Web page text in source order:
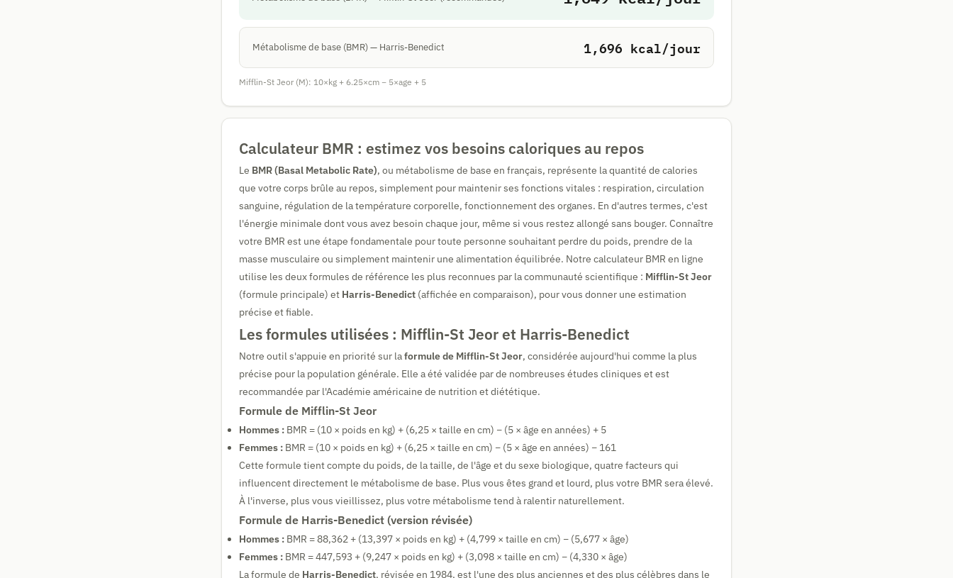
Métabolisme de base (BMR) — Harris-Benedict 1,696 kcal/jour
Mifflin-St Jeor (M): 10×kg + 6.25×cm − 5×age + 5
Calculateur BMR : estimez vos besoins caloriques au repos
Le BMR (Basal Metabolic Rate), ou métabolisme de base en français, représente la quantité de calories
que votre corps brûle au repos, simplement pour maintenir ses fonctions vitales : respiration, circulation
sanguine, régulation de la température corporelle, fonctionnement des organes. En d'autres termes, c'est
l'énergie minimale dont vous avez besoin chaque jour, même si vous restez allongé sans bouger. Connaître
votre BMR est une étape fondamentale pour toute personne souhaitant perdre du poids, prendre de la
masse musculaire ou simplement maintenir une alimentation équilibrée. Notre calculateur BMR en ligne
utilise les deux formules de référence les plus reconnues par la communauté scientifique : Mifflin-St Jeor
(formule principale) et Harris-Benedict (affichée en comparaison), pour vous donner une estimation
précise et fiable.
Les formules utilisées : Mifflin-St Jeor et Harris-Benedict
Notre outil s'appuie en priorité sur laformule de Mifflin-St Jeor, considérée aujourd'hui comme la plus
précise pour la population générale. Elle a été validée par de nombreuses études cliniques et est
recommandée par l'Académie américaine de nutrition et diététique.
Formule de Mifflin-St Jeor
Hommes : BMR = (10 × poids en kg) + (6,25 × taille en cm) − (5 × âge en années) + 5
Femmes : BMR = (10 × poids en kg) + (6,25 × taille en cm) − (5 × âge en années) − 161
Cette formule tient compte du poids, de la taille, de l'âge et du sexe biologique, quatre facteurs qui
influencent directement le métabolisme de base. Plus vous êtes grand et lourd, plus votre BMR sera élevé.
À l'inverse, plus vous vieillissez, plus votre métabolisme tend à ralentir naturellement.
Formule de Harris-Benedict (version révisée)
Hommes : BMR = 88,362 + (13,397 × poids en kg) + (4,799 × taille en cm) − (5,677 × âge)
Femmes : BMR = 447,593 + (9,247 × poids en kg) + (3,098 × taille en cm) − (4,330 × âge)
La formule de Harris-Benedict, révisée en 1984, est l'une des plus anciennes et des plus célèbres dans le